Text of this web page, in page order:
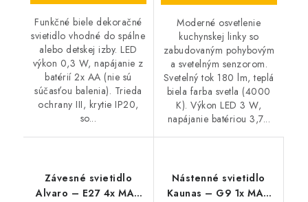
Funkčné biele dekoračné
svietidlo vhodné do spálne
alebo detskej izby. LED
výkon 0,3 W, napájanie z
batérií 2x AA (nie sú
súčasťou balenia). Trieda
ochrany III, krytie IP20,
so...
Moderné osvetlenie
kuchynskej linky so
zabudovaným pohybovým
a svetelným senzorom.
Svetelný tok 180 lm, teplá
biela farba svetla (4000
K). Výkon LED 3 W,
napájanie batériou 3,7...
Závesné svietidlo
Alvaro – E27 4x MAX
Nástenné svietidlo
Kaunas – G9 1x MAX